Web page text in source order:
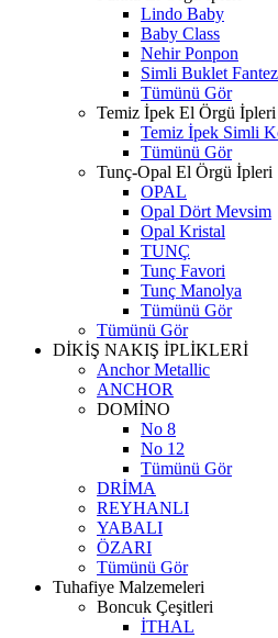
Lindo Baby
Baby Class
Nehir Ponpon
Simli Buklet
Tümünü Gör
Temiz İpek El Örgü İpleri
Temiz İpek Simli
Tümünü Gör
Tunç-Opal El Örgü İpleri
OPAL
Opal Dört Mevsim
Opal Kristal
TUNÇ
Tunç Favori
Tunç Manolya
Tümünü Gör
Tümünü Gör
DİKİŞ NAKIŞ İPLİKLERİ
Anchor Metallic
ANCHOR
DOMİNO
No 8
No 12
Tümünü Gör
DRİMA
REYHANLI
YABALI
ÖZARI
Tümünü Gör
Tuhafiye Malzemeleri
Boncuk Çeşitleri
İTHAL